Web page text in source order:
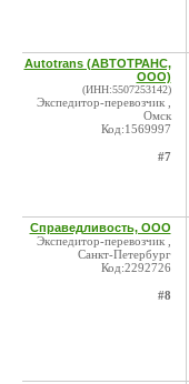
Autotrans (АВТОТРАНС,
ООО)
(ИНН:5507253142)
Экспедитор-перевозчик ,
Омск
Код:1569997
#7
Справедливость, ООО
Экспедитор-перевозчик ,
Санкт-Петербург
Код:2292726
#8